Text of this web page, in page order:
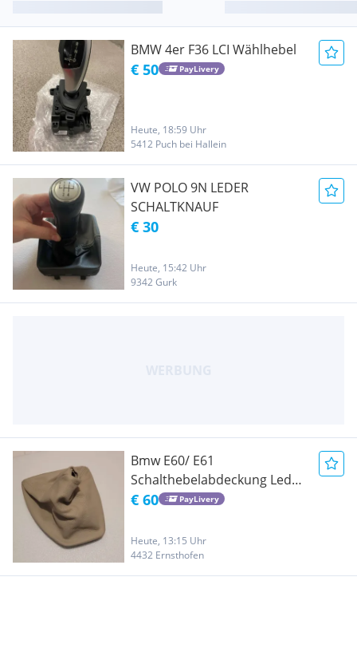
BMW 4er F36 LCI Wählhebel
€ 50 PayLivery
Heute, 18:59 Uhr
5412 Puch bei Hallein
VW POLO 9N LEDER
SCHALTKNAUF
€ 30
Heute, 15:42 Uhr
9342 Gurk
Bmw E60/ E61
Schalthebelabdeckung Leder
Dakota creambeige
€ 60 PayLivery
Heute, 13:15 Uhr
4432 Ernsthofen